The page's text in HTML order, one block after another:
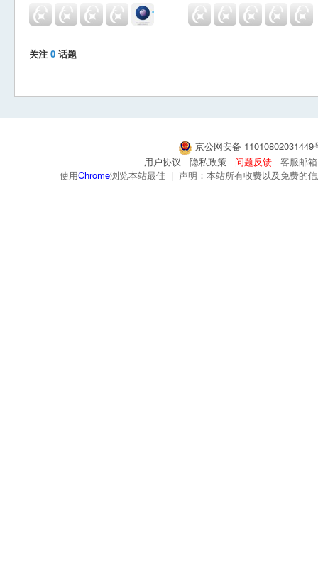
关注 0 话题
京公网安备
用户协议
隐私政策 问题反馈
客服邮
使用Chrome浏览本站最佳 | 声明：本站所有收费以及免费的